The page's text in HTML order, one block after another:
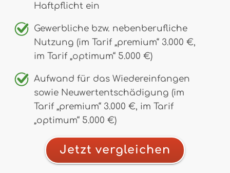
Haftpflicht ein
Gewerbliche bzw. nebenberufliche
Nutzung (im Tarif „premium“ 3.000 €,
im Tarif „optimum“ 5.000 €)
Aufwand für das Wiedereinfangen
sowie Neuwertentschädigung (im
Tarif „premium“ 3.000 €, im Tarif
„optimum“ 5.000 €)
Jetzt vergleichen